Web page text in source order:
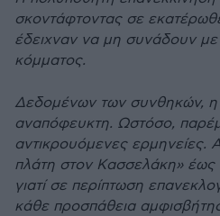
σκοντάφτοντας σε
έδειχναν να µη συνάδουν µε
κόµµατος.
∆εδοµένων των συνθηκών, η
αναπόφευκτη. Ωστόσο,
αντικρουόµενες ερµηνείες.
πλάτη στον Κασσελάκη» έως
γιατί σε περίπτωση
κάθε προσπάθεια